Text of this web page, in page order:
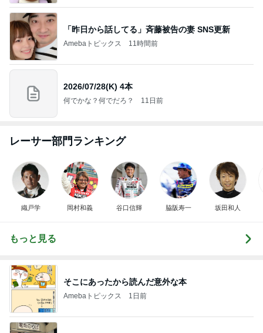
「昨日から話してる」斉藤被告の妻 SNS更新
Amebaトピックス 11時間前
2026/07/28(K) 4本
何でかな？何でだろ？ 11日前
レーサー部門ランキング
織戸学 岡村和義 谷口信輝 脇阪寿一 坂田和人
もっと見る
そこにあったから読んだ意外な本
Amebaトピックス 1日前